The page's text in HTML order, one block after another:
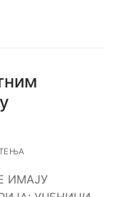
ИМАЈУ